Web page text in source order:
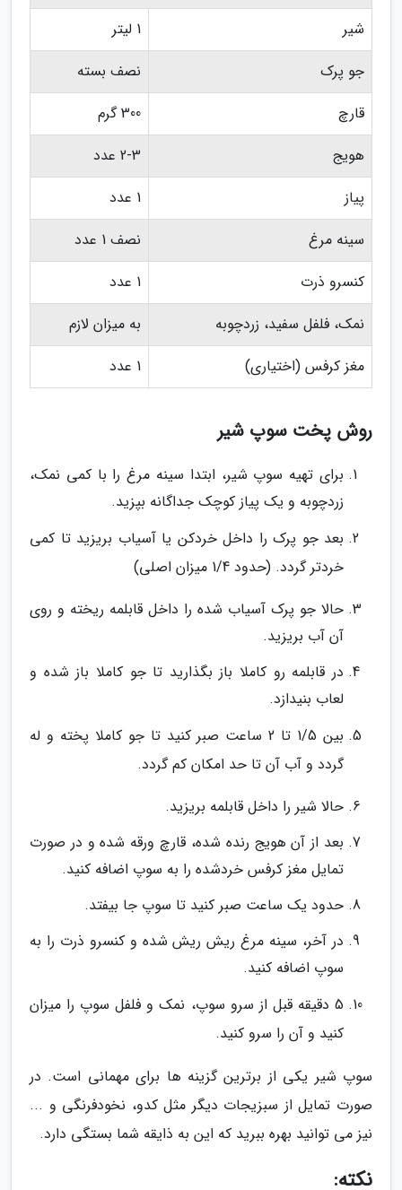
شیر
1 لیتر
جو پرک
نصف بسته
قارچ
300 گرم
هویج
2-3 عدد
پیاز
1 عدد
سینه مرغ
نصف 1 عدد
کنسرو ذرت
1 عدد
نمک، فلفل سفید، زردچوبه
به میزان لازم
مغز کرفس (اختیاری)
1 عدد
روش پخت سوپ شیر
برای تهیه سوپ شیر، ابتدا سینه مرغ را با کمی نمک،
زردچوبه و یک پیاز کوچک جداگانه بپزید.
بعد جو پرک را داخل خردکن یا آسیاب بریزید تا کمی
خردتر گردد. (حدود 1/4 میزان اصلی)
حالا جو پرک آسیاب شده را داخل قابلمه ریخته و روی
آن آب بریزید.
در قابلمه رو کاملا باز بگذارید تا جو کاملا باز شده و
لعاب بنیدازد.
بین 1/5 تا 2 ساعت صبر کنید تا جو کاملا پخته و له
گردد و آب آن تا حد امکان کم گردد.
حالا شیر را داخل قابلمه بریزید.
بعد از آن هویج رنده شده، قارچ ورقه شده و در صورت
تمایل مغز کرفس خردشده را به سوپ اضافه کنید.
حدود یک ساعت صبر کنید تا سوپ جا بیفتد.
در آخر، سینه مرغ ریش ریش شده و کنسرو ذرت را به
سوپ اضافه کنید.
5 دقیقه قبل از سرو سوپ، نمک و فلفل سوپ را میزان
کنید و آن را سرو کنید.
سوپ شیر یکی از برترین گزینه ها برای مهمانی است. در
صورت تمایل از سبزیجات دیگر مثل کدو، نخودفرنگی و ...
نیز می توانید بهره ببرید که این به ذایقه شما بستگی دارد.
نکته: